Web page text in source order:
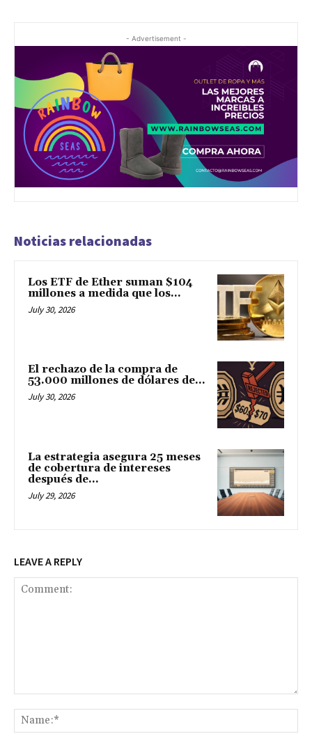
- Advertisement -
Noticias relacionadas
Los ETF de Ether suman $104
millones a medida que los...
July 30, 2026
El rechazo de la compra de
53.000 millones de dólares de...
July 30, 2026
La estrategia asegura 25 meses
de cobertura de intereses
después de...
July 29, 2026
LEAVE A REPLY